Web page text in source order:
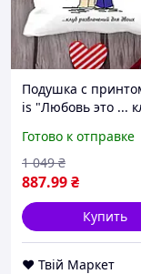
Подушка с
is "Любовь это ...
Белый Кавун
2026
Готово к отправке
887.99₴
1 049 ₴
Купить
❤️ Твій Маркет